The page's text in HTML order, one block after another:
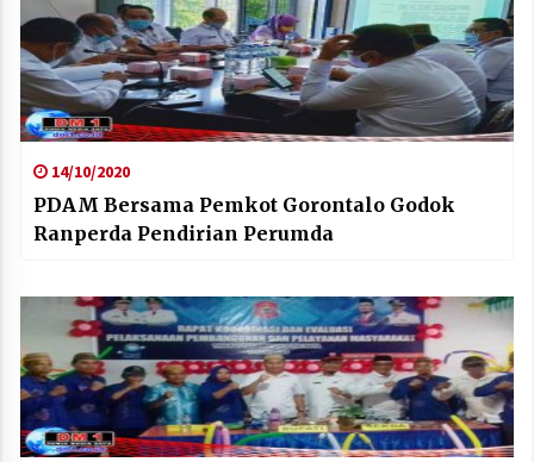
14/10/2020
PDAM Bersama Pemkot Gorontalo Godok
Ranperda Pendirian Perumda